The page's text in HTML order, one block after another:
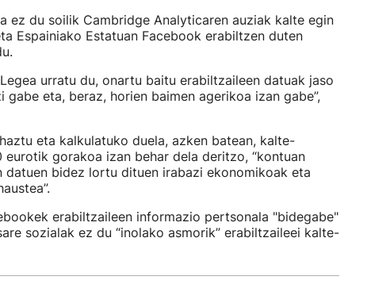
ez du soilik Cambridge Analyticaren auziak kalte egin
Espainiako Estatuan Facebook erabiltzen duten
urratu du, onartu baitu erabiltzaileen datuak jaso
eta, beraz, horien baimen agerikoa izan gabe”,
eta kalkulatuko duela, azken batean, kalte-
gorakoa izan behar dela deritzo, “kontuan
datuen bidez lortu dituen irabazi ekonomikoak eta
erabiltzaileen informazio pertsonala "bidegabe"
sozialak ez du “inolako asmorik” erabiltzaileei kalte-